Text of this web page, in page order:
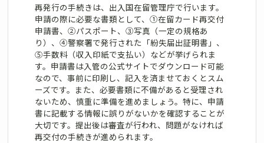
再発行の手続きは、出入国在留管理庁で行います。
申請の際に必要な書類として、①在留カード再交付
申請書、②パスポート、③写真（一定の規格あ
り）、④警察署で発行された「紛失届出証明書」、
⑤手数料（収入印紙で支払い）などが挙げられま
す。申請書は入管の公式サイトでダウンロード可能
なので、事前に印刷し、記入を済ませておくとスム
ーズです。また、必要書類に不備があると受理され
ないため、慎重に準備を進めましょう。特に、申請
書に記載する情報に誤りがないかを確認することが
大切です。提出後は審査が行われ、問題がなければ
再交付の手続きが進められます。